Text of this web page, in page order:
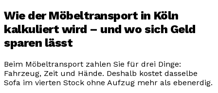
Wie der Möbeltransport in Köln
kalkuliert wird – und wo sich Geld
sparen lässt
Beim Möbeltransport zahlen Sie für drei Dinge:
Fahrzeug, Zeit und Hände. Deshalb kostet dasselbe
Sofa im vierten Stock ohne Aufzug mehr als ebenerdig.